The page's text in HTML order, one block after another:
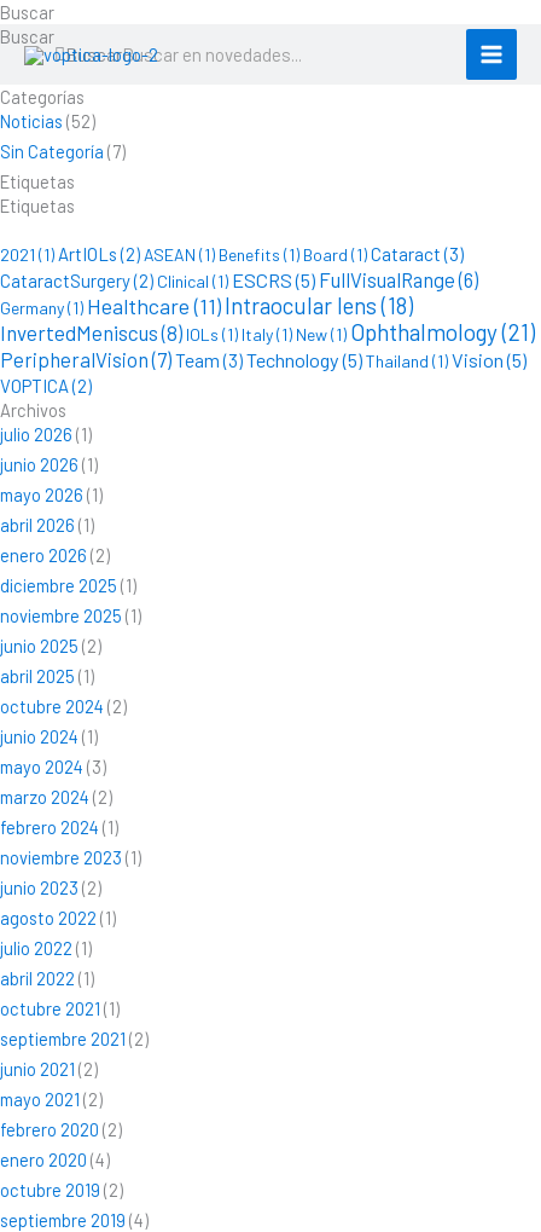
Ir
al
contenido
Buscar
Buscar
Buscar
Categorías
Noticias (52)
Sin Categoría (7)
Etiquetas
Etiquetas
2021 (1) ArtIOLs(2) ASEAN (1) Benefits (1) Board (1)Cataract(3)
CataractSurgery(2) Clinical (1) ESCRS(5) FullVisualRange(6)
Germany(1) Healthcare(11)Intraocular lens(18)
InvertedMeniscus(8) IOLs (1) Italy(1) New(1) Ophthalmology(21)
PeripheralVision(7)Team(3)Technology(5)Thailand (1)Vision(5)
VOPTICA(2)
Archivos
julio 2026 (1)
junio 2026 (1)
mayo 2026 (1)
abril 2026 (1)
enero 2026 (2)
diciembre 2025 (1)
noviembre 2025 (1)
junio 2025 (2)
abril 2025 (1)
octubre 2024 (2)
junio 2024 (1)
mayo 2024 (3)
marzo 2024 (2)
febrero 2024 (1)
noviembre 2023 (1)
junio 2023 (2)
agosto 2022 (1)
julio 2022 (1)
abril 2022 (1)
octubre 2021 (1)
septiembre 2021 (2)
junio 2021 (2)
mayo 2021 (2)
febrero 2020 (2)
enero 2020 (4)
octubre 2019 (2)
septiembre 2019 (4)